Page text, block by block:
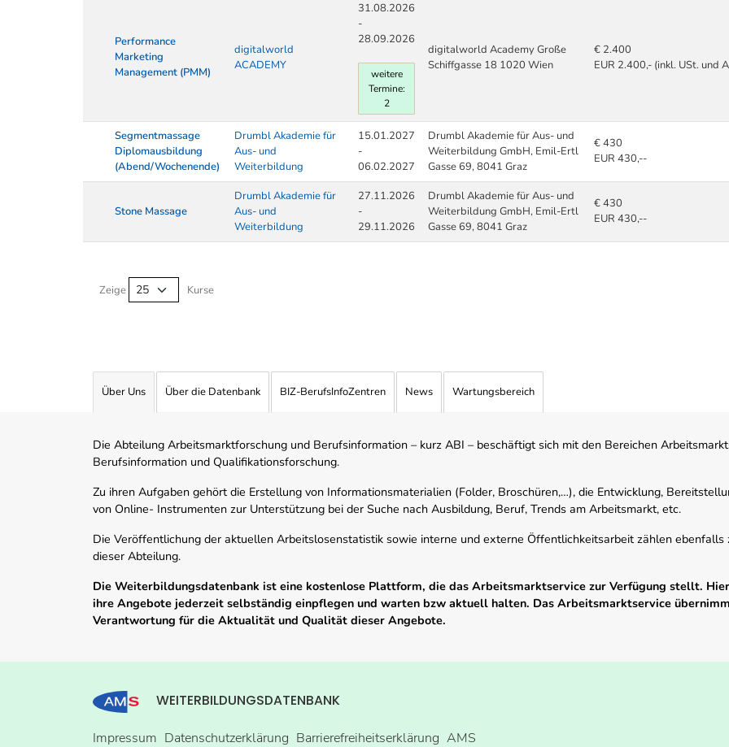
Performance
Marketing
Management (PMM)
digitalworld
ACADEMY
31.08.2026
-
28.09.2026
weitere
Termine:
2
digitalworld Academy Große
Schiffgasse 18 1020 Wien
€ 2.400
EUR 2.400,- (inkl. USt. und
Segmentmassage
Diplomausbildung
(Abend/Wochenende)
Drumbl Akademie für
Aus- und
Weiterbildung
15.01.2027
-
06.02.2027
Drumbl Akademie für Aus- und
Weiterbildung GmbH, Emil-Ertl
Gasse 69, 8041 Graz
€ 430
EUR 430,--
Stone Massage
Drumbl Akademie für
Aus- und
Weiterbildung
27.11.2026
-
29.11.2026
Drumbl Akademie für Aus- und
Weiterbildung GmbH, Emil-Ertl
Gasse 69, 8041 Graz
€ 430
EUR 430,--
Zeige Kurse
Über Uns Über die Datenbank BIZ-BerufsInfoZentren News Wartungsbereich
Die Abteilung Arbeitsmarktforschung und Berufsinformation – kurz ABI – beschäftigt sich mit den Bereichen
Berufsinformation und Qualifikationsforschung.
Zu ihren Aufgaben gehört die Erstellung von Informationsmaterialien (Folder, Broschüren,…), die Entwicklung,
von Online- Instrumenten zur Unterstützung bei der Suche nach Ausbildung, Beruf, Trends am Arbeitsmarkt, etc.
Die Veröffentlichung der aktuellen Arbeitslosenstatistik sowie interne und externe Öffentlichkeitsarbeit zählen ebenfalls
dieser Abteilung.
Die Weiterbildungsdatenbank ist eine kostenlose Plattform, die das Arbeitsmarktservice zur Verfügung stellt.
ihre Angebote jederzeit selbständig einpflegen und warten bzw aktuell halten. Das Arbeitsmarktservice
Verantwortung für die Aktualität und Qualität dieser Angebote.
WEITERBILDUNGSDATENBANK
Impressum Datenschutzerklärung Barrierefreiheitserklärung AMS